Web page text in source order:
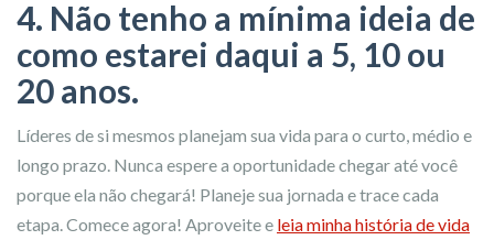
4. Não tenho a mínima ideia de
como estarei daqui a 5, 10 ou
20 anos.
Líderes de si mesmos planejam sua vida para o curto, médio e
longo prazo. Nunca espere a oportunidade chegar até você
porque ela não chegará! Planeje sua jornada e trace cada
etapa. Comece agora! Aproveite e leia minha história de vida